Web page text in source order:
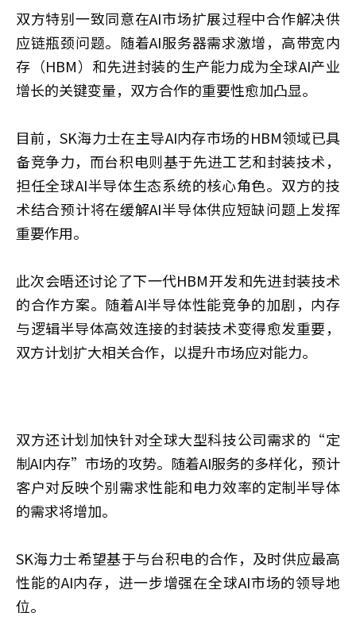
双方特别一致同意在AI市场扩展过程中合作解决供
应链瓶颈问题。随着AI服务器需求激增，高带宽内
存（HBM）和先进封装的生产能力成为全球AI产业
增长的关键变量，双方合作的重要性愈加凸显。
目前，SK海力士在主导AI内存市场的HBM领域已具
备竞争力，而台积电则基于先进工艺和封装技术，
担任全球AI半导体生态系统的核心角色。双方的技
术结合预计将在缓解AI半导体供应短缺问题上发挥
重要作用。
此次会晤还讨论了下一代HBM开发和先进封装技术
的合作方案。随着AI半导体性能竞争的加剧，内存
与逻辑半导体高效连接的封装技术变得愈发重要，
双方计划扩大相关合作，以提升市场应对能力。
双方还计划加快针对全球大型科技公司需求的“定
制AI内存”市场的攻势。随着AI服务的多样化，预计
客户对反映个别需求性能和电力效率的定制半导体
的需求将增加。
SK海力士希望基于与台积电的合作，及时供应最高
性能的AI内存，进一步增强在全球AI市场的领导地
位。